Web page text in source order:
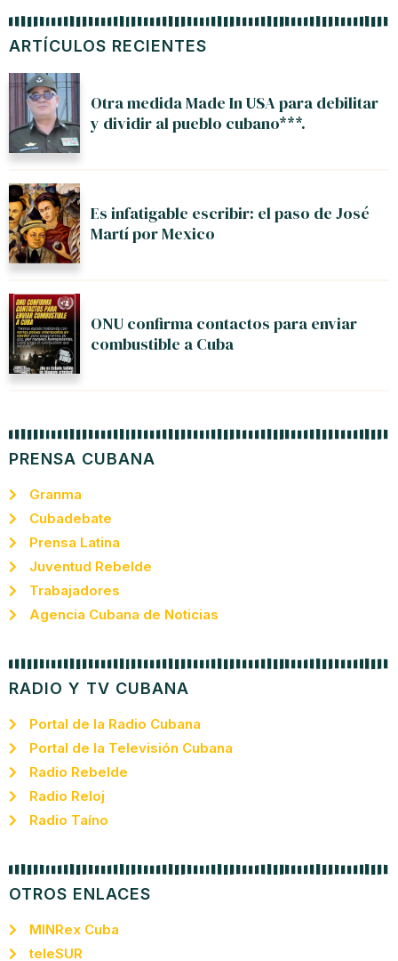
ARTÍCULOS RECIENTES
Otra medida Made In USA para debilitar
y dividir al pueblo cubano***.
Es infatigable escribir: el paso de José
Martí por Mexico
ONU confirma contactos para enviar
combustible a Cuba
PRENSA CUBANA
Granma
Cubadebate
Prensa Latina
Juventud Rebelde
Trabajadores
Agencia Cubana de Noticias
RADIO Y TV CUBANA
Portal de la Radio Cubana
Portal de la Televisión Cubana
Radio Rebelde
Radio Reloj
Radio Taíno
OTROS ENLACES
MINRex Cuba
teleSUR